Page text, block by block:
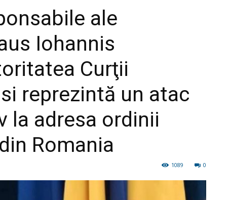
ale
Iohannis
Curţii
reprezintă un atac
la adresa ordinii
Romania
0
1089